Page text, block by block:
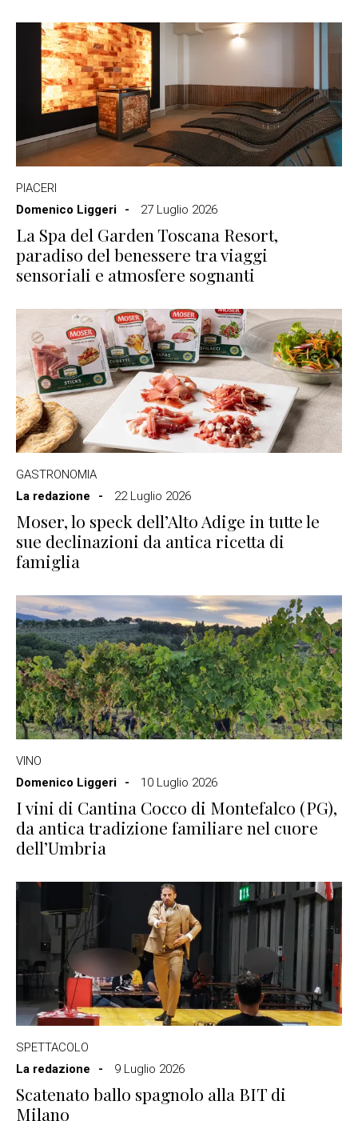
PIACERI
Domenico Liggeri
27 Luglio 2026
La Spa del Garden Toscana Resort,
paradiso del benessere tra viaggi
sensoriali e atmosfere sognanti
GASTRONOMIA
La redazione
22 Luglio 2026
Moser, lo speck dell’Alto Adige in tutte le
sue declinazioni da antica ricetta di
famiglia
VINO
Domenico Liggeri
10 Luglio 2026
I vini di Cantina Cocco di Montefalco (PG),
da antica tradizione familiare nel cuore
dell’Umbria
SPETTACOLO
La redazione
9 Luglio 2026
Scatenato ballo spagnolo alla BIT di
Milano